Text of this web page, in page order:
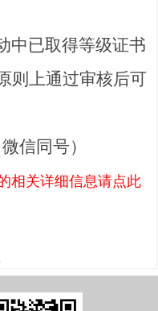
得等级证书
则上通过审核后可
信同号）
关详细信息请点此